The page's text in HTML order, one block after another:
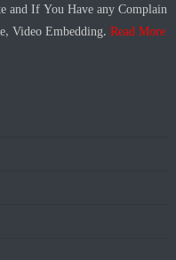
and If You Have any Complain
Video Embedding.Read More